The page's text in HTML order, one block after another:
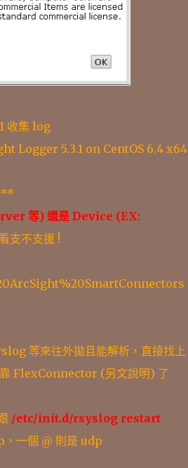
收集 log
Logger 5.3.1 on CentOS 6.4 x64
等) 還是 Device (EX:
支不支援 !
等來往外拋且能解析，直接找上
FlexConnector (另文說明) 了
/etc/init.d/rsyslog restart
，一個 @ 則是 udp